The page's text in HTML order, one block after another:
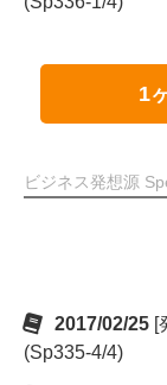
1
ビジネス発想源
2017/02/25 [
(Sp335-4/4)